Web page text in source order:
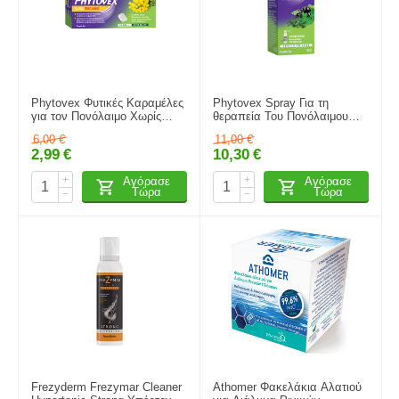
Phytovex Φυτικές Καραμέλες
για τον Πονόλαιμο Χωρίς
6,00 €
2,99 €
+
−
Αγόρασε
Τώρα
Phytovex Spray Για τη
θεραπεία Του Πονόλαιμου
11,00 €
10,30 €
+
−
Αγόρασε
Τώρα
Frezyderm Frezymar Cleaner
Athomer Φακελάκια Αλατιού